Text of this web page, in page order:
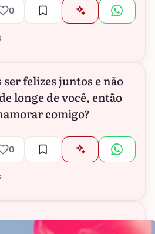
0
ser felizes juntos e não
longe de você, então
comigo?
0